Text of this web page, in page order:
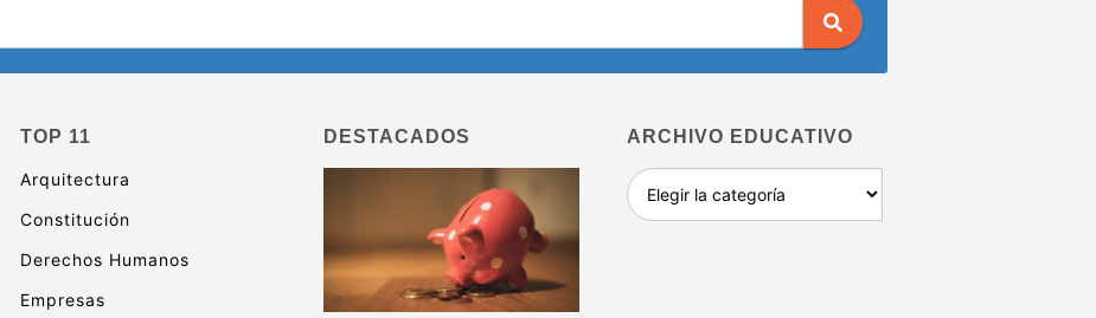
TOP 11
Arquitectura
Constitución
Derechos Humanos
Empresas
DESTACADOS ARCHIVO EDUCATIVO
Archivo
educativo